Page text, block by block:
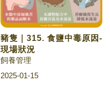
豬隻｜315. 食鹽中毒原因-
現場狀況
飼養管理
2025-01-15